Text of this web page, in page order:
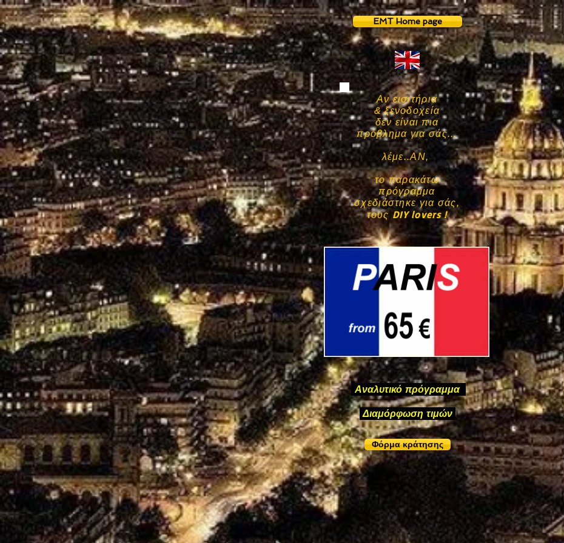
EMT Home page
Αν εισιτήρια
& ξενοδοχεία
δεν είναι πια
πρόβλημα για σάς...
λέμε..ΑΝ,
το παρακάτω
πρόγραμμα
σχεδιάστηκε για σάς,
τους DIY lovers !
Αναλυτικό πρόγραμμα
Διαμόρφωση τιμών
Φόρμα κράτησης